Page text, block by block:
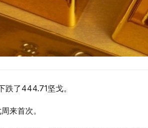
跌了444.71坚戈。
来首次。